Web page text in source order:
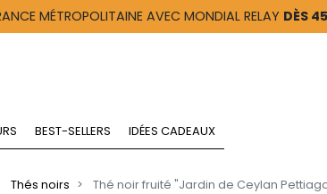
MÉTROPOLITAINE AVEC MONDIAL RELAY DÈS
BEST-SELLERS IDÉES CADEAUX
Thés noirs Thé noir fruité "Jardin de Ceylan